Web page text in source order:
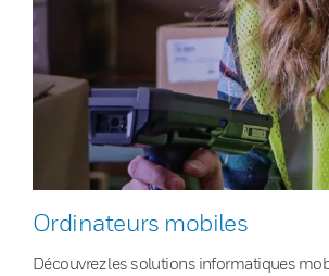
Ordinateurs mobiles
Découvrez les solutions informatiques